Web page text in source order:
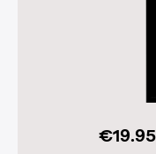
€19.95